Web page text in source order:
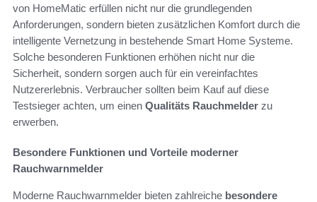
von HomeMatic erfüllen nicht nur die grundlegenden
Anforderungen, sondern bieten zusätzlichen Komfort durch die
intelligente Vernetzung in bestehende Smart Home Systeme.
Solche besonderen Funktionen erhöhen nicht nur die
Sicherheit, sondern sorgen auch für ein vereinfachtes
Nutzererlebnis. Verbraucher sollten beim Kauf auf diese
Testsieger achten, um einen Qualitäts Rauchmelder zu
erwerben.
Besondere Funktionen und Vorteile moderner
Rauchwarnmelder
Moderne Rauchwarnmelder bieten zahlreiche besondere